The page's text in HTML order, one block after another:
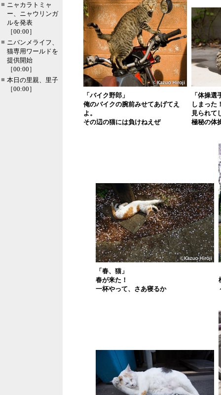
■ ニャカラトミャ
ー、ニャウリンガ
ルを発表
［00:00］
■ ニバンメライフ、
猫専用ワールドを
提供開始
［00:00］
■ 本日の里親、里子
［00:00］
「バイク野郎」
俺のバイクの腕前みせてあげてえ
よ。
その辺の猫には負けねえぜ
「体操選
しまった
見られて
極秘の体
「春、猫」
春が来た！
一杯やって、さあ寝るか